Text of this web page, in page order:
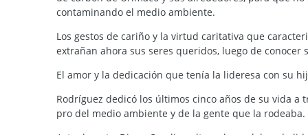
contaminando el medio ambiente.
Los gestos de cariño y la virtud caritativa que
extrañan ahora sus seres queridos, luego de conocer
El amor y la dedicación que tenía la lideresa con su
Rodríguez dedicó los últimos cinco años de su vida
pro del medio ambiente y de la gente que la rodeaba.